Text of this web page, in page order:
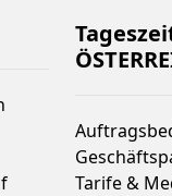
Tarife &